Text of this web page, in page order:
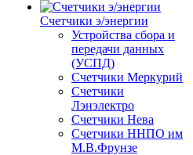
Счетчики э/энергии
Устройства сбора и
передачи данных
(УСПД)
Счетчики Меркурий
Счетчики
Лэнэлектро
Счетчики Нева
Счетчики ННПО им
М.В.Фрунзе